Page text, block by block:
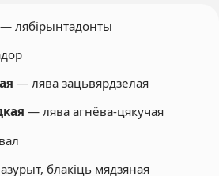
— лябірынтадонты
— лява зацьвярдзелая
— лява агнёва-цякучая
блакіць мядзяная